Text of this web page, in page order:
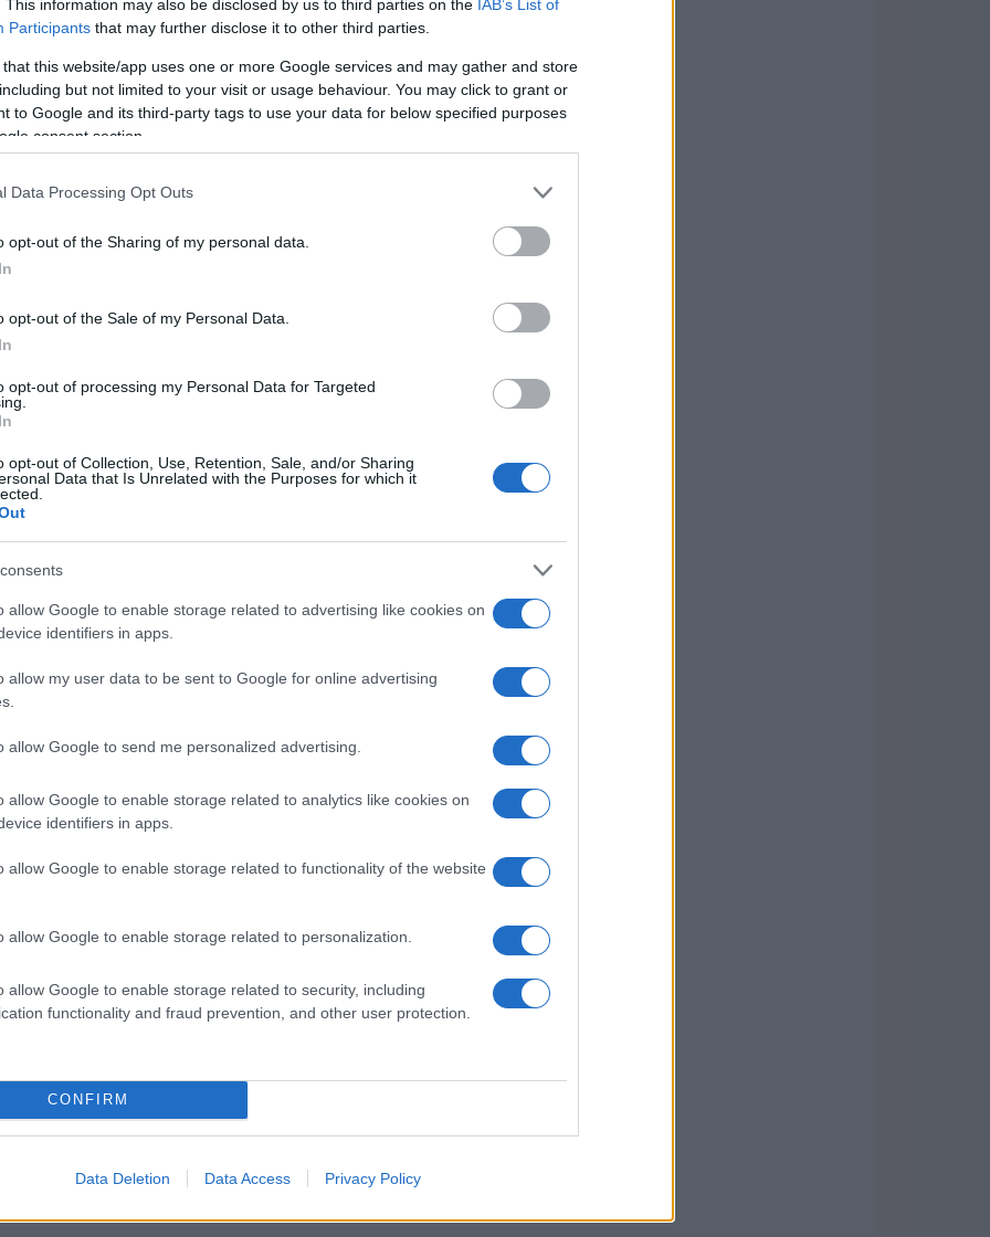
This information may also be disclosed by us to third parties on the IAB’s List of
Participants that may further disclose it to other third parties.
that this website/app uses one or more Google services and may gather and store
but not limited to your visit or usage behaviour. You may click to grant or
to Google and its third-party tags to use your data for below specified purposes
consent section.
Data Processing Opt Outs
opt-out of the Sharing of my personal data.
opt-out of the Sale of my Personal Data.
opt-out of processing my Personal Data for Targeted
opt-out of Collection, Use, Retention, Sale, and/or Sharing
Data that Is Unrelated with the Purposes for which it
allow Google to enable storage related to advertising like cookies on
identifiers in apps.
allow my user data to be sent to Google for online advertising
allow Google to send me personalized advertising.
allow Google to enable storage related to analytics like cookies on
identifiers in apps.
allow Google to enable storage related to functionality of the website
allow Google to enable storage related to personalization.
allow Google to enable storage related to security, including
functionality and fraud prevention, and other user protection.
CONFIRM
Data Deletion Data Access Privacy Policy
un cammino impeccabile nel torneo. Durante
solidità, non concedendo
ha affrontato Alex de Minaur,
di Sinner è stata caratterizzata da
maturità e una lucidità che lo hanno portato
su superficie indoor.
una grande capacità di chiudere i
momenti critici. Un break decisivo nel finale
confermando il suo status di favorito per
in cui Sinner raggiunge la finale delle ATP
nomi della storia del tennis.
elettrizzante. Sinner, sostenuto da un
suo valore, gestendo il gioco con intelligenza
concentrato di tensione e colpi spettacolari,
break cruciale sul 4-4, grazie a un